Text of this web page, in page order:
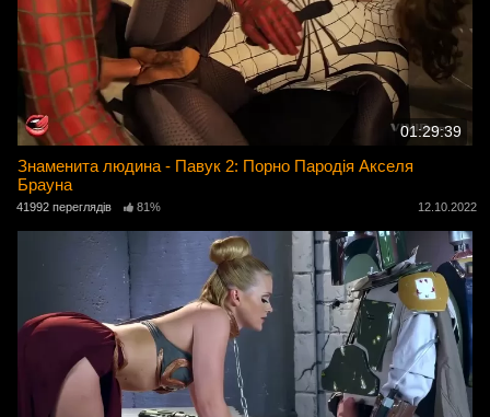
01:29:39
Знаменита людина - Павук 2: Порно Пародія Акселя
Брауна
41992 переглядів 81% 12.10.2022